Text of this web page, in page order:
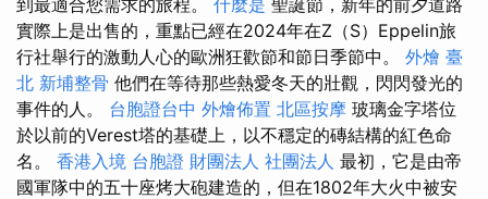
到最適合您需求的旅程。 什麼是 聖誕節，新年的前夕道路
實際上是出售的，重點已經在2024年在Z（S）Eppelin旅
行社舉行的激動人心的歐洲狂歡節和節日季節中。 外燴 臺
北 新埔整骨 他們在等待那些熱愛冬天的壯觀，閃閃發光的
事件的人。 台胞證台中 外燴佈置 北區按摩 玻璃金字塔位
於以前的Verest塔的基礎上，以不穩定的磚結構的紅色命
名。 香港入境 台胞證 財團法人 社團法人 最初，它是由帝
國軍隊中的五十座烤大砲建造的，但在1802年大火中被安